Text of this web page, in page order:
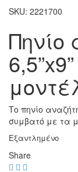
SKU: 2221700
Πηνίο
Το πηνίο
συμβατό με τα
Εξαντλημένο
Share